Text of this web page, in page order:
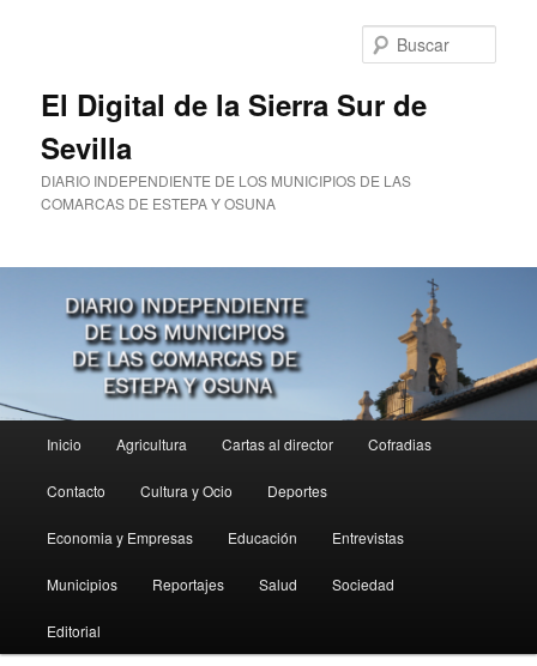
El Digital de la Sierra Sur de
Sevilla
DIARIO INDEPENDIENTE DE LOS MUNICIPIOS DE LAS
COMARCAS DE ESTEPA Y OSUNA
principal
Inicio Agricultura Cartas al director Cofradias
Contacto Cultura y Ocio Deportes
Economia y Empresas Educación Entrevistas
Municipios Reportajes Salud Sociedad
Editorial